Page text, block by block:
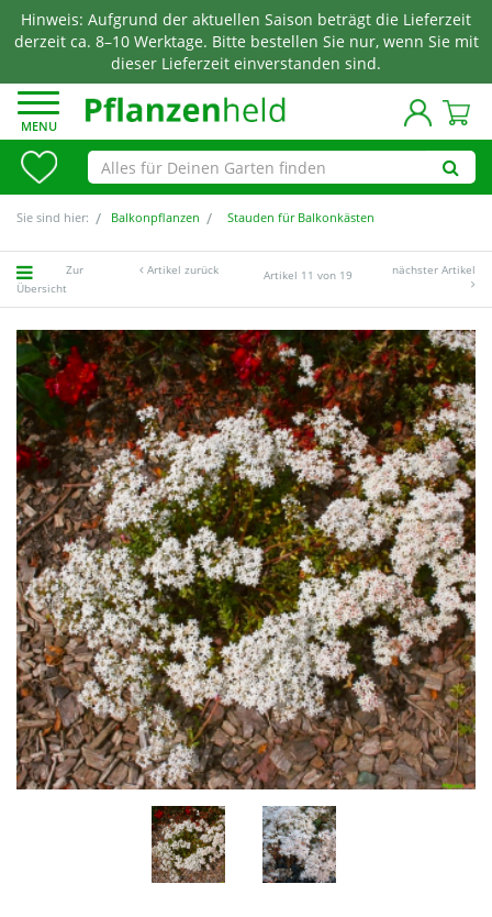
Hinweis: Aufgrund der aktuellen Saison beträgt die Lieferzeit
derzeit ca. 8–10 Werktage. Bitte bestellen Sie nur, wenn Sie mit
dieser Lieferzeit einverstanden sind.
MENU
Sie sind hier: Balkonpflanzen Stauden für Balkonkästen
Zur
Übersicht
Artikel zurück Artikel 11 von 19 nächster Artikel